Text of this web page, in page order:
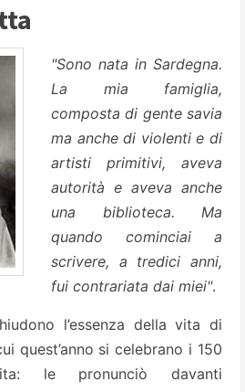
"Sono nata in Sardegna.
La mia famiglia,
composta di gente savia
ma anche di violenti e di
artisti primitivi, aveva
autorità e aveva anche
una biblioteca. Ma
quando cominciai a
scrivere, a tredici anni,
fui contrariata dai miei".
l’essenza della vita di
quest’anno si celebrano i 150
le pronunciò davanti